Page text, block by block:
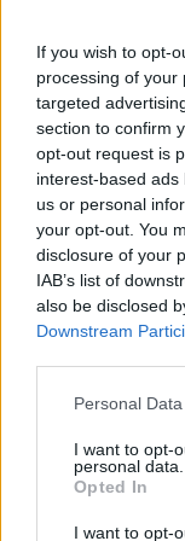
If you wish to opt-
processing of your
targeted
section to confirm
opt-out request is
interest-based
us or personal
your opt-out. You
disclosure of your
IAB’s list of
also be disclosed
Downstream
Personal
I want to opt-
personal data.
Opted In
I want to opt-
και στο 60%-70%
Τα δρομολόγια
, διάρκειας 3
και 55 λεπτά για
Αλόννησο.